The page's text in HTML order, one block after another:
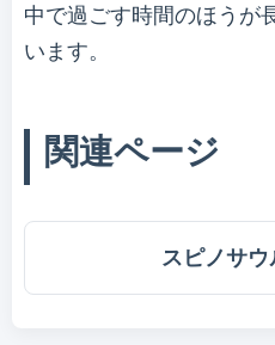
中で過ごす時間のほうが
います。
関連ページ
スピノサ